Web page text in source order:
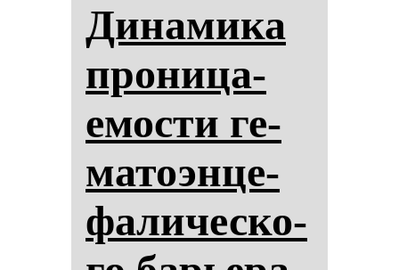
Ди­на­ми­ка
про­ни­ца­
емос­ти ге­
ма­то­эн­це­
фа­ли­чес­ко­